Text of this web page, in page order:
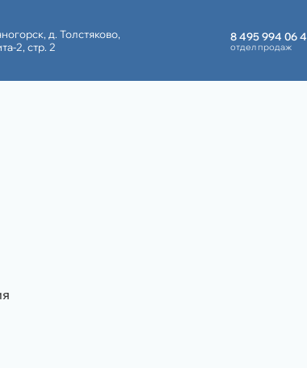
д. Толстяково,
2, стр. 2
8 495 994 06
отдел продаж